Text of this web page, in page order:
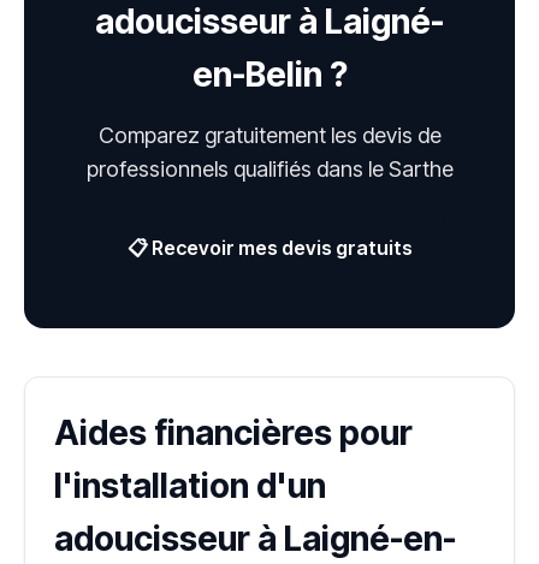
adoucisseur à Laigné-
en-Belin ?
Comparez gratuitement les devis de
professionnels qualifiés dans le Sarthe
📋 Recevoir mes devis gratuits
Aides financières pour
l'installation d'un
adoucisseur à Laigné-en-